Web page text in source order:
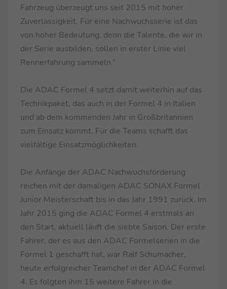
Fahrzeug überzeugt uns seit 2015 mit hoher
Zuverlässigkeit. Für eine Nachwuchsserie ist das
von hoher Bedeutung, denn die Talente, die wir in
der Serie ausbilden, sollen in erster Linie viel
Rennerfahrung sammeln.“
Die ADAC Formel 4 setzt damit weiterhin auf das
Technikpaket, das auch in der Formel 4 in Italien
und ab dem kommenden Jahr in Großbritannien
zum Einsatz kommt. Für die Teams schafft das
vielfältige Einsatzmöglichkeiten.
Die Anfänge der ADAC Nachwuchsförderung
reichen mit der damaligen ADAC SONAX Formel
Junior Meisterschaft bis in das Jahr 1991 zurück. Im
Jahr 2015 ging die ADAC Formel 4 erstmals an
den Start, aktuell läuft die siebte Saison. Der erste
Fahrer, der es aus den ADAC Formelserien in die
Formel 1 geschafft hat, war Ralf Schumacher,
heute erfolgreicher Teamchef in der ADAC Formel
4. Es folgten ihm 15 weitere Fahrer in die